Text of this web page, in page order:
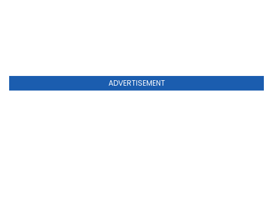
ADVERTISEMENT